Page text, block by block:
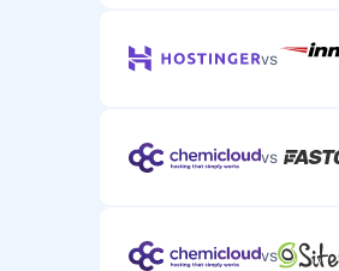
vs
vs
vs